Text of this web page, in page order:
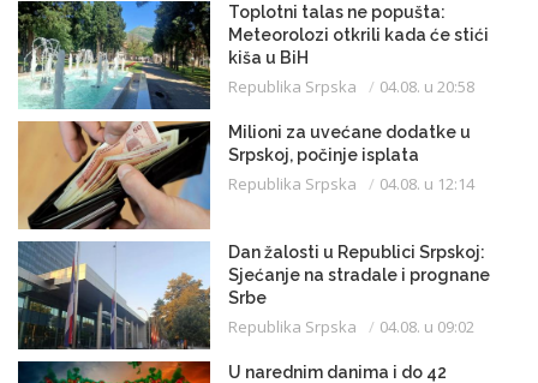
Toplotni talas ne popušta:
Meteorolozi otkrili kada će stići
kiša u BiH
Republika Srpska 04.08. u 20:58
Milioni za uvećane dodatke u
Srpskoj, počinje isplata
Republika Srpska 04.08. u 12:14
Dan žalosti u Republici Srpskoj:
Sjećanje na stradale i prognane
Srbe
Republika Srpska 04.08. u 09:02
U narednim danima i do 42